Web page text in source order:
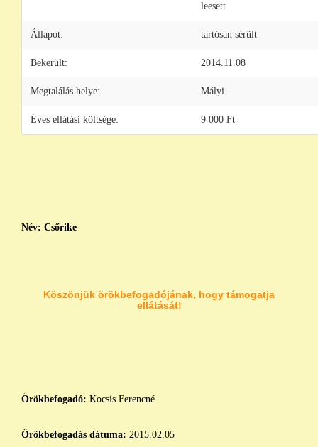
leesett
Állapot: tartósan sérült
Bekerült: 2014.11.08
Megtalálás helye: Mályi
Éves ellátási költsége: 9 000 Ft
Név: Csőrike
Köszönjük örökbefogadójának, hogy támogatja
ellátását!
Örökbefogadó: Kocsis Ferencné
Örökbefogadás dátuma: 2015.02.05